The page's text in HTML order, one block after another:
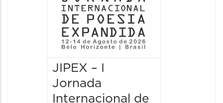
JIPEX – I
Jornada
Internacional de